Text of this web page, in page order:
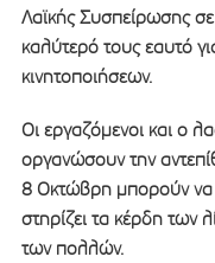
Λαϊκής Συσπείρωσης
καλύτερό τους εαυτό
κινητοποιήσεων.
Οι εργαζόμενοι και ο
οργανώσουν την
8 Οκτώβρη μπορούν να
στηρίζει τα κέρδη των
των πολλών.